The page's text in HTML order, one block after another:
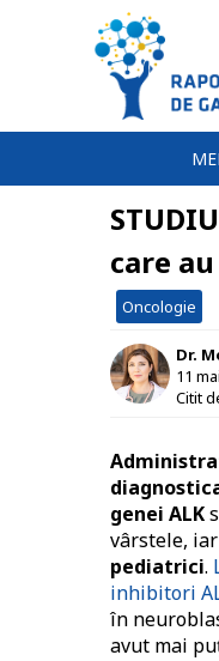
care
Oncologie
Dr.
11
Citit
genei ALK
vârstele, iar
pediatrici.
inhibitori
în
avut mai